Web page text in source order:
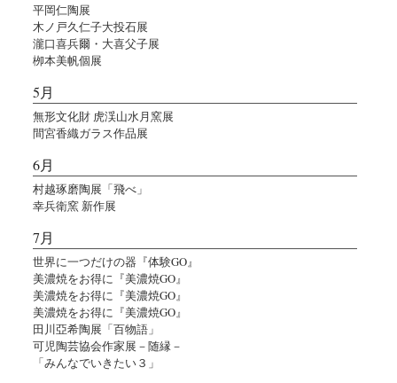
平岡仁陶展
木ノ戸久仁子大投石展
瀧口喜兵爾・大喜父子展
栁本美帆個展
5月
無形文化財 虎渓山水月窯展
間宮香織ガラス作品展
6月
村越琢磨陶展「飛べ」
幸兵衛窯 新作展
7月
世界に一つだけの器『体験GO』
美濃焼をお得に『美濃焼GO』
美濃焼をお得に『美濃焼GO』
美濃焼をお得に『美濃焼GO』
田川亞希陶展「百物語」
可児陶芸協会作家展－随縁－
「みんなでいきたい３」